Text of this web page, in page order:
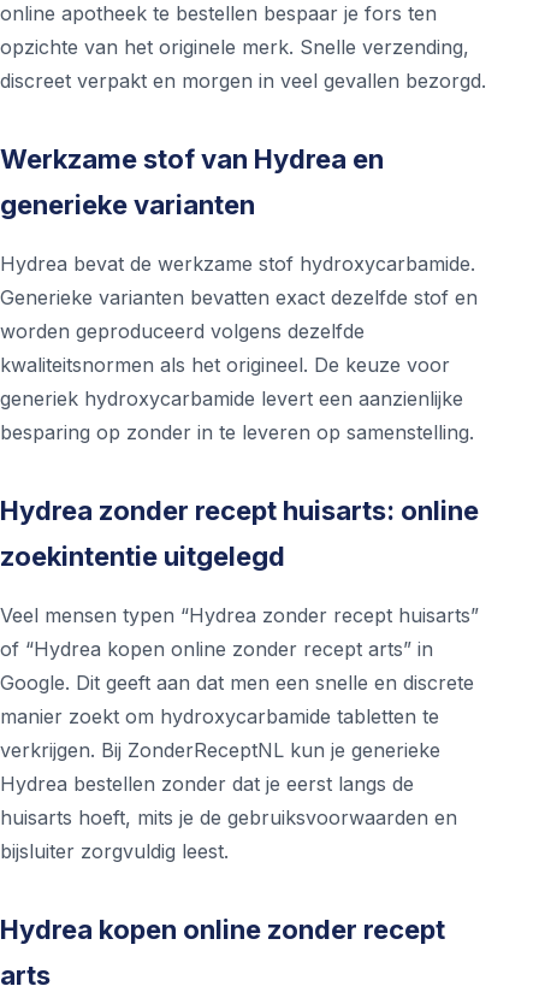
online apotheek te bestellen bespaar je fors ten
opzichte van het originele merk. Snelle verzending,
discreet verpakt en morgen in veel gevallen bezorgd.
Werkzame stof van Hydrea en
generieke varianten
Hydrea bevat de werkzame stof hydroxycarbamide.
Generieke varianten bevatten exact dezelfde stof en
worden geproduceerd volgens dezelfde
kwaliteitsnormen als het origineel. De keuze voor
generiek hydroxycarbamide levert een aanzienlijke
besparing op zonder in te leveren op samenstelling.
Hydrea zonder recept huisarts: online
zoekintentie uitgelegd
Veel mensen typen “Hydrea zonder recept huisarts”
of “Hydrea kopen online zonder recept arts” in
Google. Dit geeft aan dat men een snelle en discrete
manier zoekt om hydroxycarbamide tabletten te
verkrijgen. Bij ZonderReceptNL kun je generieke
Hydrea bestellen zonder dat je eerst langs de
huisarts hoeft, mits je de gebruiksvoorwaarden en
bijsluiter zorgvuldig leest.
Hydrea kopen online zonder recept
arts